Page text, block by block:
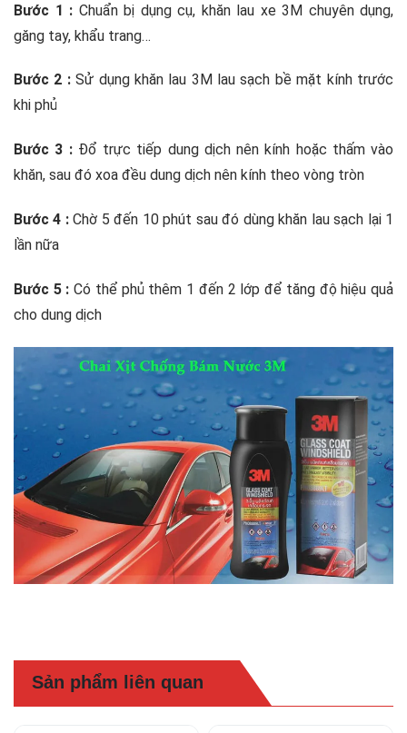
Bước 1 : Chuẩn bị dụng cụ, khăn lau xe 3M chuyên dụng,
găng tay, khẩu trang…
Bước 2 :Sử dụng khăn lau 3M lau sạch bề mặt kính trước
khi phủ
Bước 3 :Đổ trực tiếp dung dịch nên kính hoặc thấm vào
khăn, sau đó xoa đều dung dịch nên kính theo vòng tròn
Bước 4 :Chờ 5 đến 10 phút sau đó dùng khăn lau sạch lại 1
lần nữa
Bước 5 : Có thể phủ thêm 1 đến 2 lớp để tăng độ hiệu quả
cho dung dịch
Sản phẩm liên quan